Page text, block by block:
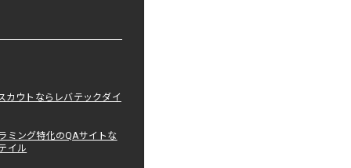
カウトならレバテックダイ
ミング特化のQAサイトな
イル